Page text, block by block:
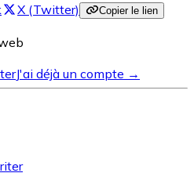
X (Twitter) Copier le lien
J'ai déjà un compte →